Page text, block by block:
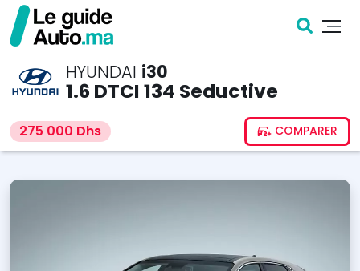
HYUNDAI i30
1.6 DTCI 134 Seductive
275 000 Dhs COMPARER